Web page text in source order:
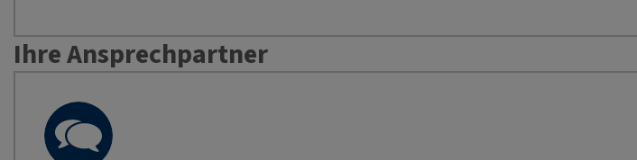
Ihre Ansprechpartner